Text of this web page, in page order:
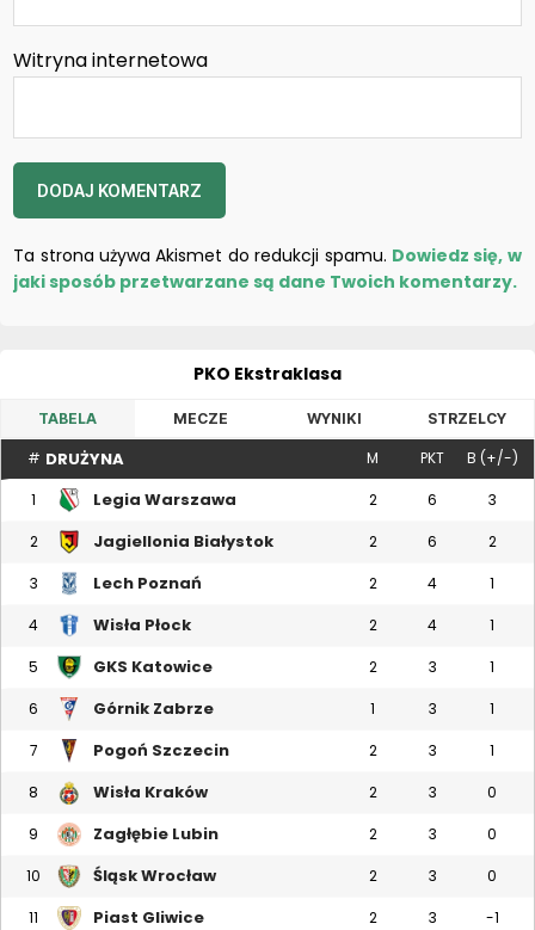
Witryna internetowa
Ta strona używa Akismet do redukcji spamu. Dowiedz się, w
jaki sposób przetwarzane są dane Twoich komentarzy.
PKO Ekstraklasa
TABELA MECZE WYNIKI STRZELCY
# DRUŻYNA M PKT B (+/-)
1 Legia Warszawa 2 6 3
2 Jagiellonia Białystok 2 6 2
3 Lech Poznań 2 4 1
4 Wisła Płock 2 4 1
5 GKS Katowice 2 3 1
6 Górnik Zabrze 1 3 1
7 Pogoń Szczecin 2 3 1
8 Wisła Kraków 2 3 0
9 Zagłębie Lubin 2 3 0
10 Śląsk Wrocław 2 3 0
11 Piast Gliwice 2 3 -1